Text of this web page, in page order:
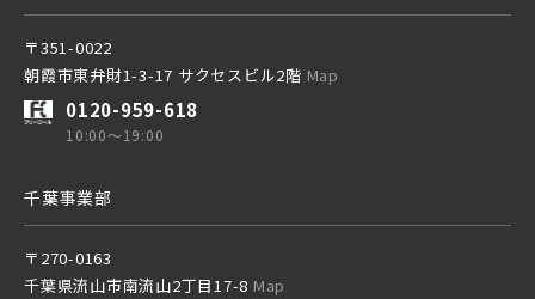
つくばエクスプレス
都営大江戸線
東葉高速鉄道
京成松戸線
京成本線
京成押上線
〒351-0022
朝霞市東弁財1-3-17 サクセスビル2階 Map
0120-959-618
10:00～19:00
千葉事業部
〒270-0163
千葉県流山市南流山2丁目17-8 Map